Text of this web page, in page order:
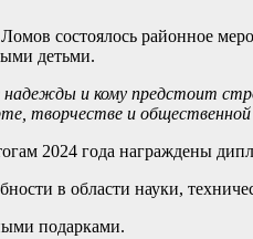
состоялось районное
детьми.
надежды и кому предстоит
творчестве и
2024 года награждены
в области науки,
подарками.